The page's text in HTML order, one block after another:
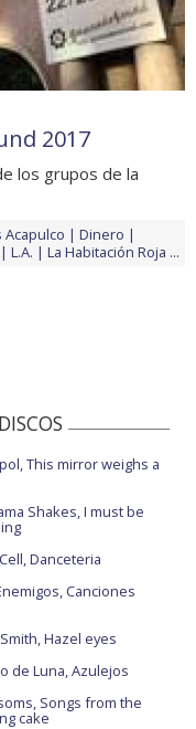
2017
los grupos de la
Dinero
L.A. La Habitación Roja ...
This mirror weighs a
Shakes, I must be
Danceteria
Canciones
Hazel eyes
de Luna, Azulejos
Songs from the
cake